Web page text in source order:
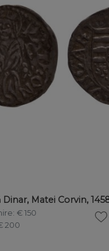
Dinar, Matei Corvin,
: € 150
200